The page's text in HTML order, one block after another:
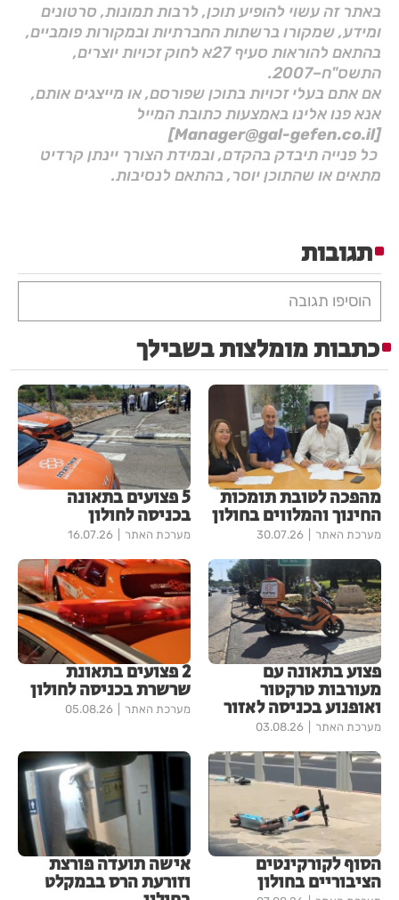
באתר זה עשוי להופיע תוכן, לרבות תמונות, סרטונים
ומידע, שמקורו ברשתות החברתיות ובמקורות פומביים,
בהתאם להוראות סעיף 27א לחוק זכויות יוצרים,
התשס"ח–2007.
אם אתם בעלי זכויות בתוכן שפורסם, או מייצגים אותם,
אנא פנו אלינו באמצעות כתובת המייל
[Manager@gal-gefen.co.il]
כל פנייה תיבדק בהקדם, ובמידת הצורך יינתן קרדיט
מתאים או שהתוכן יוסר, בהתאם לנסיבות.
תגובות
הוסיפו תגובה
כתבות מומלצות בשבילך
מהפכה לטובת תומכות
החינוך והמלווים בחולון
מערכת האתר 30.07.26
5 פצועים בתאונה
בכניסה לחולון
מערכת האתר 16.07.26
פצוע בתאונה עם
מעורבות טרקטור
ואופנוע בכניסה לאזור
מערכת האתר 03.08.26
2 פצועים בתאונת
שרשרת בכניסה לחולון
מערכת האתר 05.08.26
הסוף לקורקינטים
הציבוריים בחולון
אישה תועדה פורצת
וזורעת הרס בבמקלט